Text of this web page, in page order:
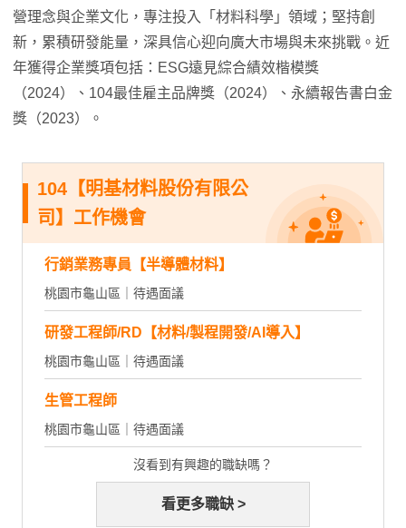
營理念與企業文化，專注投入「材料科學」領域；堅持創
新，累積研發能量，深具信心迎向廣大市場與未來挑戰。近
年獲得企業獎項包括：ESG遠見綜合績效楷模獎
（2024）、104最佳雇主品牌獎（2024）、永續報告書白金
獎（2023）。
104【明基材料股份有限公
司】工作機會
行銷業務專員【半導體材料】
桃園市龜山區｜待遇面議
研發工程師/RD【材料/製程開發/AI導入】
桃園市龜山區｜待遇面議
生管工程師
桃園市龜山區｜待遇面議
沒看到有興趣的職缺嗎？
看更多職缺 >